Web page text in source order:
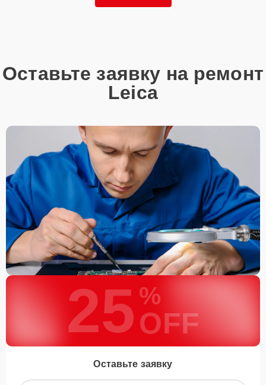
Оставьте заявку на ремонт
Leica
25 %
OFF
Оставьте заявку